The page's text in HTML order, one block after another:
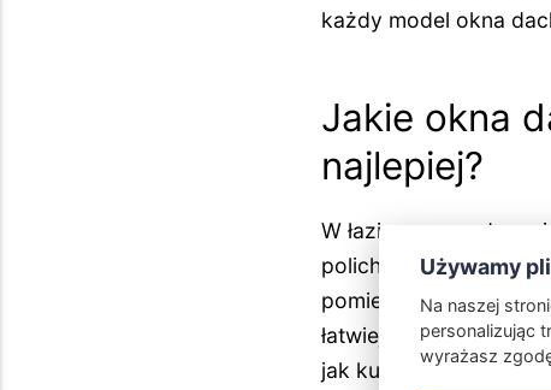
każdy model okna
Jakie okna
najlepiej?
W łazience
polichlorek winylu nie
pomieszczeniu nie
łatwiej też utrzymać
jak kuchnia czy
Używamy
Na naszej
personalizując
wyrażasz